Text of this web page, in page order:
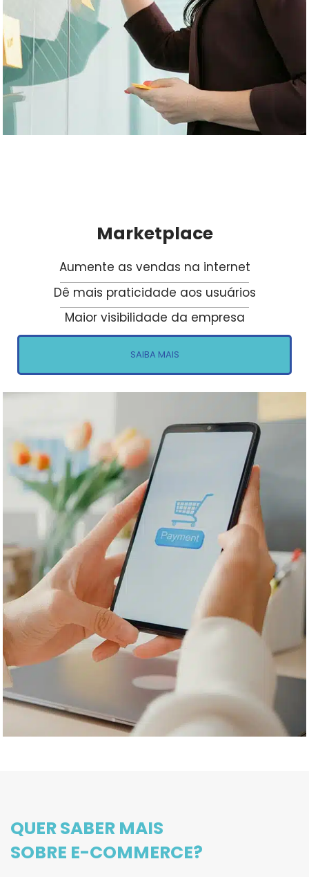
Marketplace
Aumente as vendas na internet
Dê mais praticidade aos usuários
Maior visibilidade da empresa
SAIBA MAIS
QUER SABER MAIS
SOBRE E-COMMERCE?